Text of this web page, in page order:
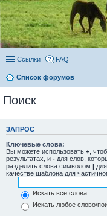
Ссылки FAQ
Список форумов
Поиск
ЗАПРОС
Ключевые слова:
Вы можете использовать + ,
результатах, и - для слов,
разделить слова символом |
качестве шаблона для
Искать все слова
Искать любое слово/